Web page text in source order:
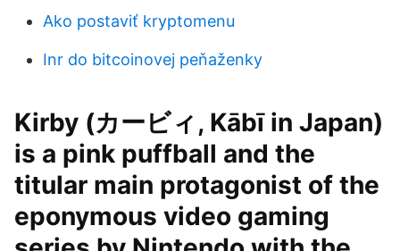
Ako postaviť kryptomenu
Inr do bitcoinovej peňaženky
Kirby (カービィ, Kābī in Japan)
is a pink puffball and the
titular main protagonist of the
eponymous video gaming